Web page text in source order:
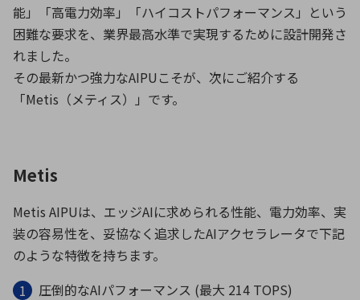
能」「高電力効率」「ハイコストパフォーマンス」という
困難な要求を、業界最高水準で実現するために設計開発さ
れました。
その最新かつ強力なAIPUこそが、次にご紹介する
「Metis（メティス）」です。
Metis
Metis AIPUは、エッジAIに求められる性能、電力効率、実
装の容易性を、妥協なく追求したAIアクセラレータで下記
のような特徴を持ちます。
圧倒的なAIパフォーマンス (最大 214 TOPS)